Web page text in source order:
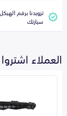
سيارتك
العملاء